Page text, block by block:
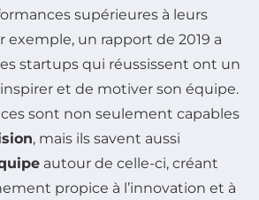
supérieures à leurs
exemple, un rapport de 2019 a
startups qui réussissent ont un
et de motiver son équipe.
sont non seulement capables
, mais ils savent aussi
autour de celle-ci, créant
propice à l’innovation et à